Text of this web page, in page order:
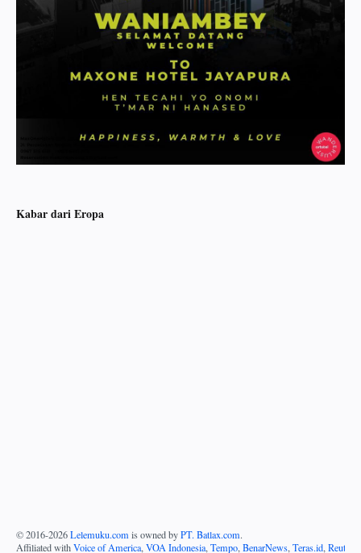
Kabar dari Eropa
© 2016-2026Lelemuku.com is owned byPT. Batlax.com.
Affiliated withVoice of America, VOA Indonesia, Tempo, BenarNews, Teras.id, Reuters